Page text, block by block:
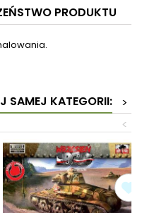
PRODUKTU
SAMEJ KATEGORII:
>
<